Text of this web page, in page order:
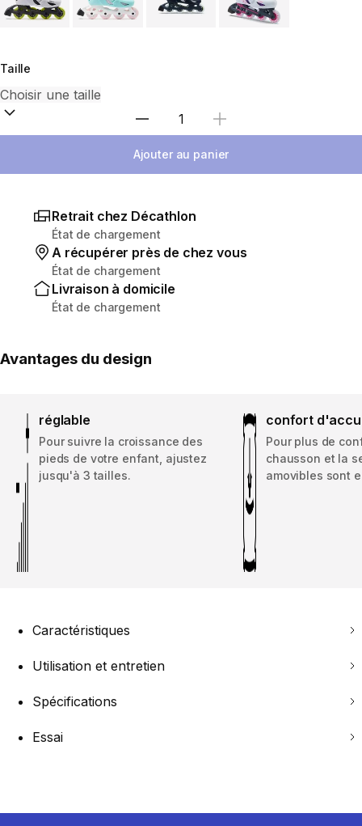
Taille
Choisir une quantité
Ajouter au panier
Retrait chez Décathlon
État de chargement
A récupérer près de chez vous
État de chargement
Livraison à domicile
État de chargement
Avantages du design
réglable
Pour suivre la croissance des
pieds de votre enfant, ajustez
jusqu'à 3 tailles.
confort
Pour plus de
chausson et la
amovibles sont
Caractéristiques
Utilisation et entretien
Spécifications
Essai